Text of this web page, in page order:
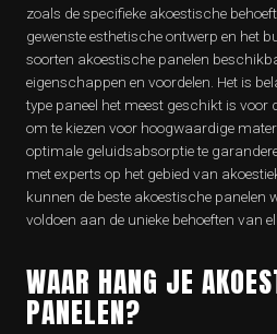
zoals de specifieke akoestische
gewenste esthetische ontwerp en het
soorten akoestische panelen
eigenschappen en voordelen. Het is
type paneel het meest geschikt is voor
om te kiezen voor hoogwaardige
optimale geluidsabsorptie te
met experts op het gebied van
kunnen de beste akoestische panelen
voldoen aan de unieke behoeften van
WAAR HANG JE
PANELEN?